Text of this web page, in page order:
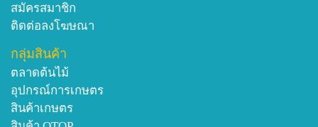
สมัครสมาชิก
ติดต่อลงโฆษณา
กลุ่มสินค้า
ตลาดต้นไม้
อุปกรณ์การเกษตร
สินค้าเกษตร